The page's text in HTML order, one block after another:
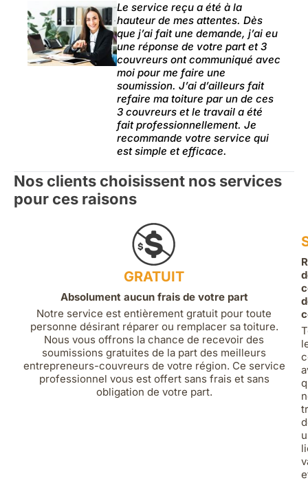
Le service reçu a été à la
hauteur de mes attentes. Dès
que j’ai fait une demande, j’ai eu
une réponse de votre part et 3
couvreurs ont communiqué avec
moi pour me faire une
soumission. J’ai d’ailleurs fait
refaire ma toiture par un de ces
3 couvreurs et le travail a été
fait professionnellement. Je
recommande votre service qui
est simple et efficace.
Nos clients choisissent nos services
pour ces raisons
GRATUIT
Absolument aucun frais de votre part
Notre service est entièrement gratuit pour toute
personne désirant réparer ou remplacer sa toiture.
Nous vous offrons la chance de recevoir des
soumissions gratuites de la part des meilleurs
entrepreneurs-couvreurs de votre région. Ce service
professionnel vous est offert sans frais et sans
obligation de votre part.